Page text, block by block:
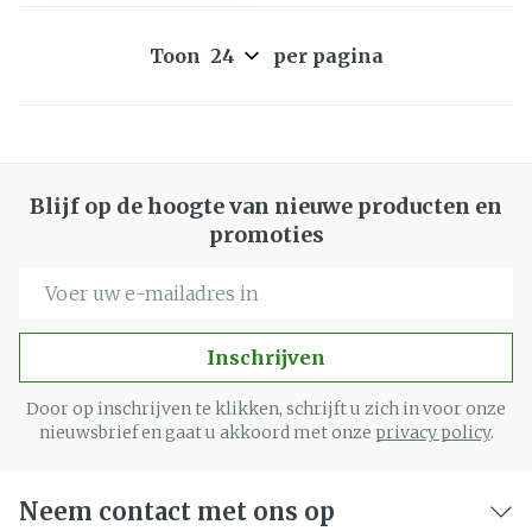
Toon per pagina
Blijf op de hoogte van nieuwe producten en
promoties
Inschrijven
Door op inschrijven te klikken, schrijft u zich in voor onze
nieuwsbrief en gaat u akkoord met onze privacy policy.
Neem contact met ons op